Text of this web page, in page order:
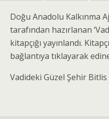
Doğu Anadolu Kalkınma
tarafından hazırlanan
kitapçığı yayınlandı.
bağlantıya tıklayarak
Vadideki Güzel Şehir Bitlis